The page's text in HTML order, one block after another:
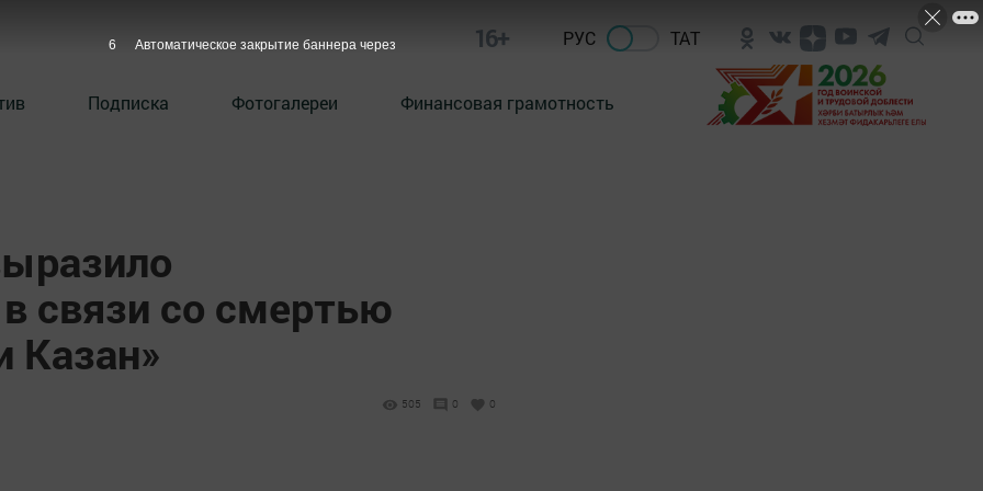
16+ РУС ТАТ
Подписка Фотогалереи Финансовая грамотность
связи со смертью
Казан»
505 0 0
5 Автоматическое закрытие баннера через